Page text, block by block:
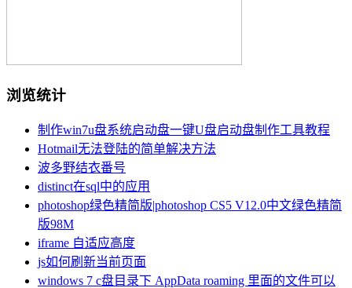
浏览统计
制作win7u盘系统启动盘一键U盘启动盘制作工具教程
Hotmail无法登陆的简单解决方法
波多野结衣番号
distinct在sql中的应用
photoshop绿色精简版|photoshop CS5 V12.0中文绿色精简
版98M
iframe 自适应高度
js如何刷新当前页面
windows 7 c盘目录下 AppData roaming 里面的文件可以